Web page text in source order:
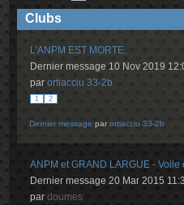
Clubs
L'ANPM EST MORTE.
Dernier message 10 Nov 2019
par ortiacciu 33-2b
1 2
Dernier message parortiacciu 33-2b
ANPM et GRAND LARGUE - Voile
Dernier message 20 Mar 2015
par doumes